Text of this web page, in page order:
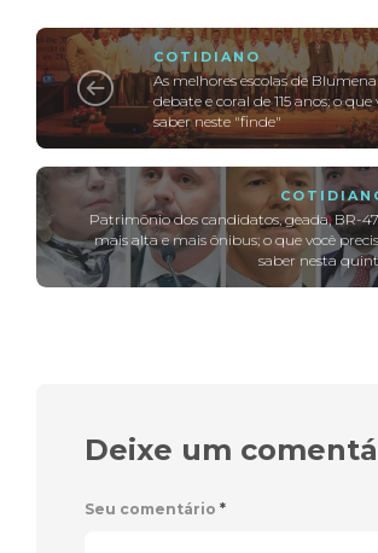
COTIDIANO
As melhores escolas de
debate e coral de 115 anos; o que
saber neste "finde"
Patrimônio dos candidatos, geada, BR-
mais alta e mais ônibus; o que você
saber nesta
Deixe um
Seu comentário *